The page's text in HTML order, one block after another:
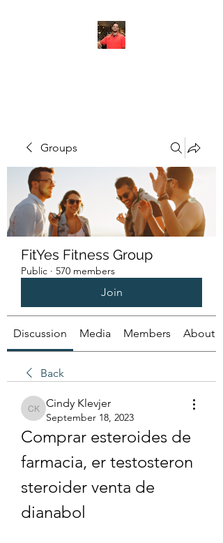
Groups
FitYes Fitness Group
Public · 570 members
Join
Discussion Media Members About
Back
Cindy Klevjer
Cindy Klevjer
September 18, 2023
Comprar esteroides de
farmacia, er testosteron
steroider venta de
dianabol